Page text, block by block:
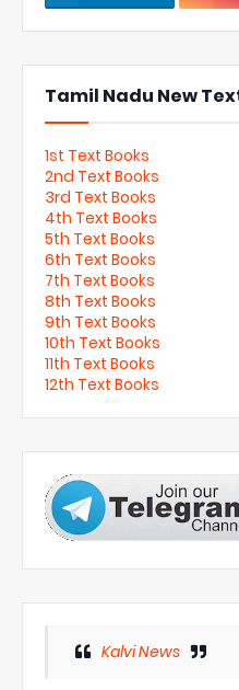
Tamil Nadu New
1st Text Books
2nd Text Books
3rd Text Books
4th Text Books
5th Text Books
6th Text Books
7th Text Books
8th Text Books
9th Text Books
10th Text Books
11th Text Books
12th Text Books
Kalvi News